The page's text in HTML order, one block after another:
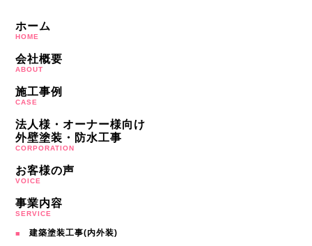
ホーム
HOME
会社概要
ABOUT
施工事例
CASE
法人様・オーナー様向け
外壁塗装・防水工事
CORPORATION
お客様の声
VOICE
事業内容
SERVICE
建築塗装工事(内外装)